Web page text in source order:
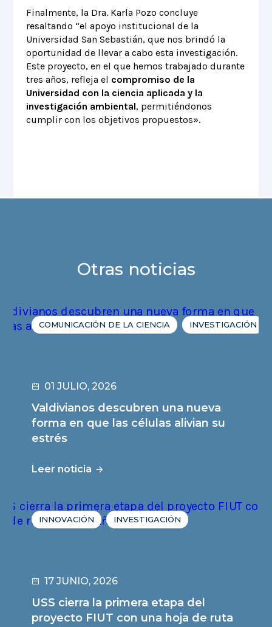
Finalmente, la Dra. Karla Pozo concluye
resaltando “el apoyo institucional de la
Universidad San Sebastián, que nos brindó la
oportunidad de llevar a cabo esta investigación.
Este proyecto, en el que hemos trabajado durante
tres años, refleja el compromiso de la
Universidad con la ciencia aplicada y la
investigación ambiental, permitiéndonos
cumplir con los objetivos propuestos».
Otras noticias
COMUNICACIÓN DE LA CIENCIA INVESTIGACIÓN
01 JULIO, 2026
Valdivianos descubren una nueva
forma en que las células alivian su
estrés
Leer noticia
INNOVACIÓN INVESTIGACIÓN
17 JUNIO, 2026
USS cierra la primera etapa del
proyecto FIUT con una hoja de ruta